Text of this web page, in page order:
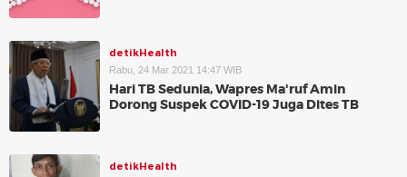
detikHealth
Rabu, 24 Mar 2021 14:47 WIB
Hari TB Sedunia, Wapres Ma'ruf Amin
Dorong Suspek COVID-19 Juga Dites TB
detikHealth